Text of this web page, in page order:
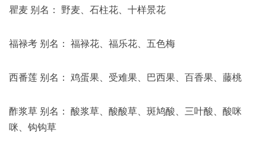
瞿麦 别名： 野麦、石柱花、十样景花
福禄考 别名： 福禄花、福乐花、五色梅
西番莲 别名： 鸡蛋果、受难果、巴西果、百香果、藤桃
酢浆草 别名： 酸浆草、酸酸草、斑鸠酸、三叶酸、酸咪
咪、钩钩草